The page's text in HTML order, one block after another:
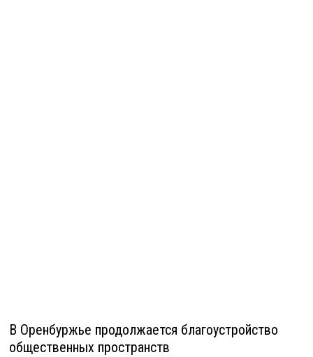
В Оренбуржье продолжается благоустройство
общественных пространств